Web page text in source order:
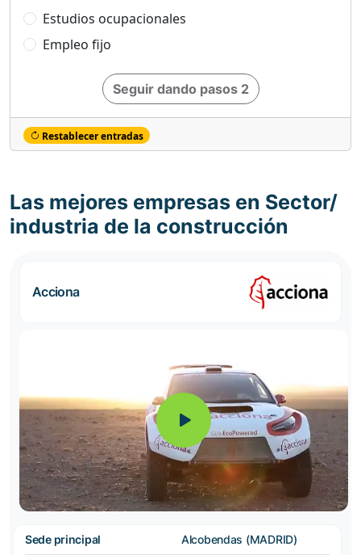
Estudios ocupacionales
Empleo fijo
Seguir dando pasos 2
Restablecer entradas
Las mejores empresas en Sector/
industria de la construcción
Acciona
Sede principal Alcobendas (MADRID)